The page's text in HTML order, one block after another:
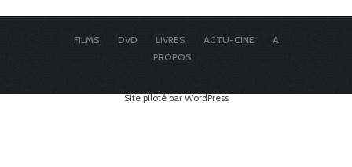
FILMS DVD LIVRES ACTU-CINE
A
PROPOS
Site piloté par WordPress